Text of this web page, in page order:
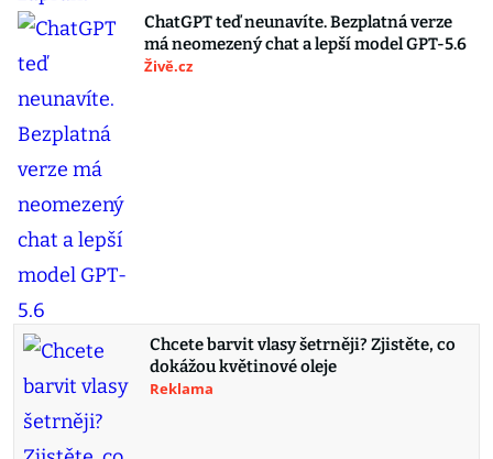
ChatGPT teď neunavíte. Bezplatná verze
má neomezený chat a lepší model GPT-5.6
Živě.cz
Chcete barvit vlasy šetrněji? Zjistěte, co
dokážou květinové oleje
Reklama